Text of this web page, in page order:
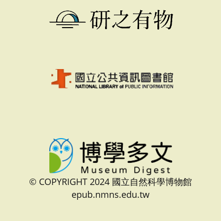
© COPYRIGHT 2024 國立自然科學博物館
epub.nmns.edu.tw